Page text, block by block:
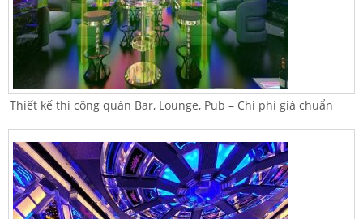
Thiết kế thi công quán Bar, Lounge, Pub – Chi phí giá chuẩn